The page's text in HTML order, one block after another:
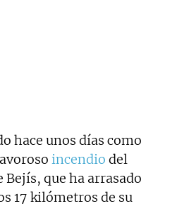
hace unos días como
incendio del
que ha arrasado
17 kilómetros de su